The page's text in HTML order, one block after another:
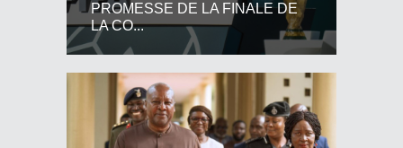
PROMESSE DE LA FINALE DE
LA CO...